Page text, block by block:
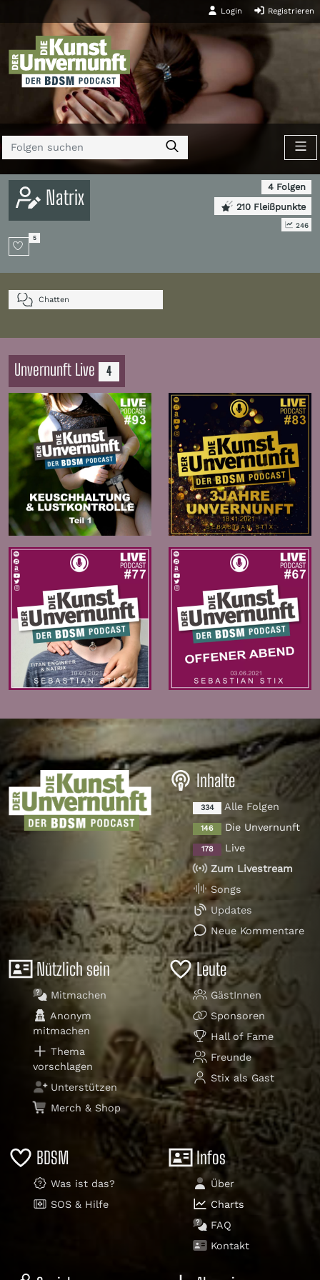
Login Registrieren
Natrix
4 Folgen
210 Fleißpunkte
246
5
Chatten
Unvernunft Live 4
Zur
Folge
Zur
Folge
Zur
Folge
Zur
Folge
Inhalte
334 Alle Folgen
146 Die Unvernunft
178
Live
Zum Livestream
Songs
Updates
Neue Kommentare
Nützlich sein
Mitmachen
Anonym
mitmachen
Thema
vorschlagen
Unterstützen
Merch & Shop
Leute
GästInnen
Sponsoren
Hall of Fame
Freunde
Stix als Gast
BDSM
Was ist das?
SOS & Hilfe
Infos
Über
Charts
FAQ
Kontakt